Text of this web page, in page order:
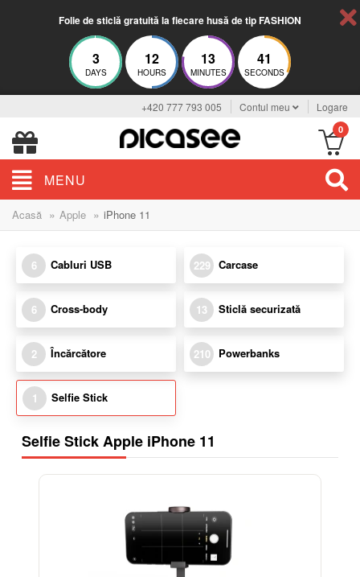
Folie de sticlă gratuită la fiecare husă de tip FASHION
3
DAYS
12
HOURS
13
MINUTES
41
SECONDS
+420 777 793 005 Contul meu Logare
0
MENU
Acasă » Apple » iPhone 11
6 Cabluri USB 229 Carcase
6 Cross-body 13 Sticlă securizată
2 Încărcătore 210 Powerbanks
1 Selfie Stick
Selfie Stick Apple iPhone 11